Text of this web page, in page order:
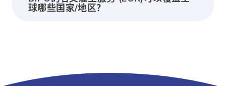
球哪些国家/地区？